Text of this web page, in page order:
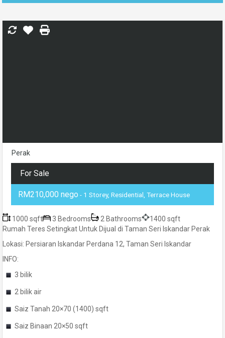
Perak
For Sale
RM210,000 nego - 1 Storey, Residential, Terrace House
1000 sqft 3 Bedrooms 2 Bathrooms
1400 sqft
Rumah Teres Setingkat Untuk Dijual di Taman Seri Iskandar Perak
Lokasi: Persiaran Iskandar Perdana 12, Taman Seri Iskandar
INFO:
3 bilik
2 bilik air
Saiz Tanah 20×70 (1400) sqft
Saiz Binaan 20×50 sqft